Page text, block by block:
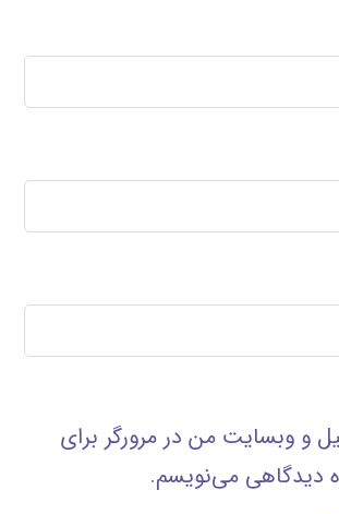
و وبسایت من در مرورگر برای
دیدگاهی می‌نویسم.